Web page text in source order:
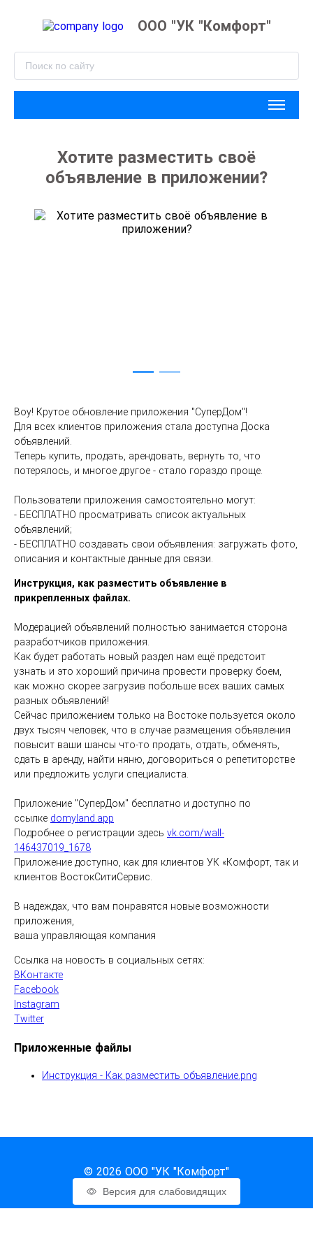
ООО "УК "Комфорт"
Хотите разместить своё
объявление в приложении?
Воу! Крутое обновление приложения "СуперДом"!
Для всех клиентов приложения стала доступна Доска
объявлений.
Теперь купить, продать, арендовать, вернуть то, что
потерялось, и многое другое - стало гораздо проще.
Пользователи приложения самостоятельно могут:
- БЕСПЛАТНО просматривать список актуальных
объявлений;
- БЕСПЛАТНО создавать свои объявления: загружать фото,
описания и контактные данные для связи.
Инструкция, как разместить объявление в
прикрепленных файлах.
Модерацией объявлений полностью занимается сторона
разработчиков приложения.
Как будет работать новый раздел нам ещё предстоит
узнать и это хороший причина провести проверку боем,
как можно скорее загрузив побольше всех ваших самых
разных объявлений!
Сейчас приложением только на Востоке пользуется около
двух тысяч человек, что в случае размещения объявления
повысит ваши шансы что-то продать, отдать, обменять,
сдать в аренду, найти няню, договориться о репетиторстве
или предложить услуги специалиста.
Приложение "СуперДом" бесплатно и доступно по
ссылке domyland.app
Подробнее о регистрации здесь vk.com/wall-
146437019_1678
Приложение доступно, как для клиентов УК «Комфорт, так и
клиентов ВостокСитиСервис.
В надеждах, что вам понравятся новые возможности
приложения,
ваша управляющая компания
Ссылка на новость в социальных сетях:
ВКонтакте
Facebook
Instagram
Twitter
Приложенные файлы
Инструкция - Как разместить объявление.png
© 2026 ООО "УК "Комфорт"
Версия для слабовидящих